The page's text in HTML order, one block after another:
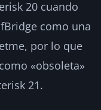
20 cuando
como una
por lo que
«obsoleta»
21.